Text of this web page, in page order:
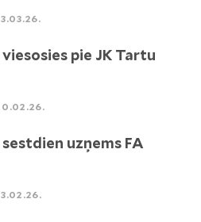
pie JK Tartu
uzņems FA